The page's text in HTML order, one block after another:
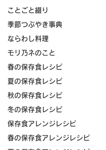
ことごと綴り
季節つぶやき事典
ならわし料理
モリ乃ネのこと
春の保存食レシピ
夏の保存食レシピ
秋の保存食レシピ
冬の保存食レシピ
保存食アレンジレシピ
春の保存食アレンジレシピ